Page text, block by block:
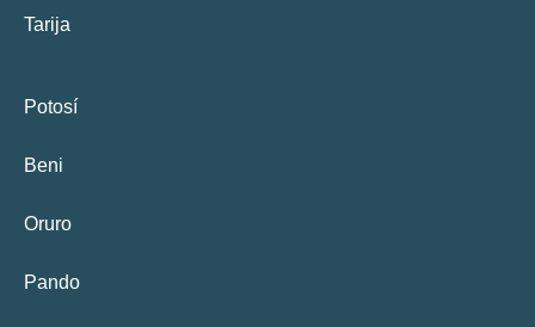
Tarija
Potosí
Beni
Oruro
Pando